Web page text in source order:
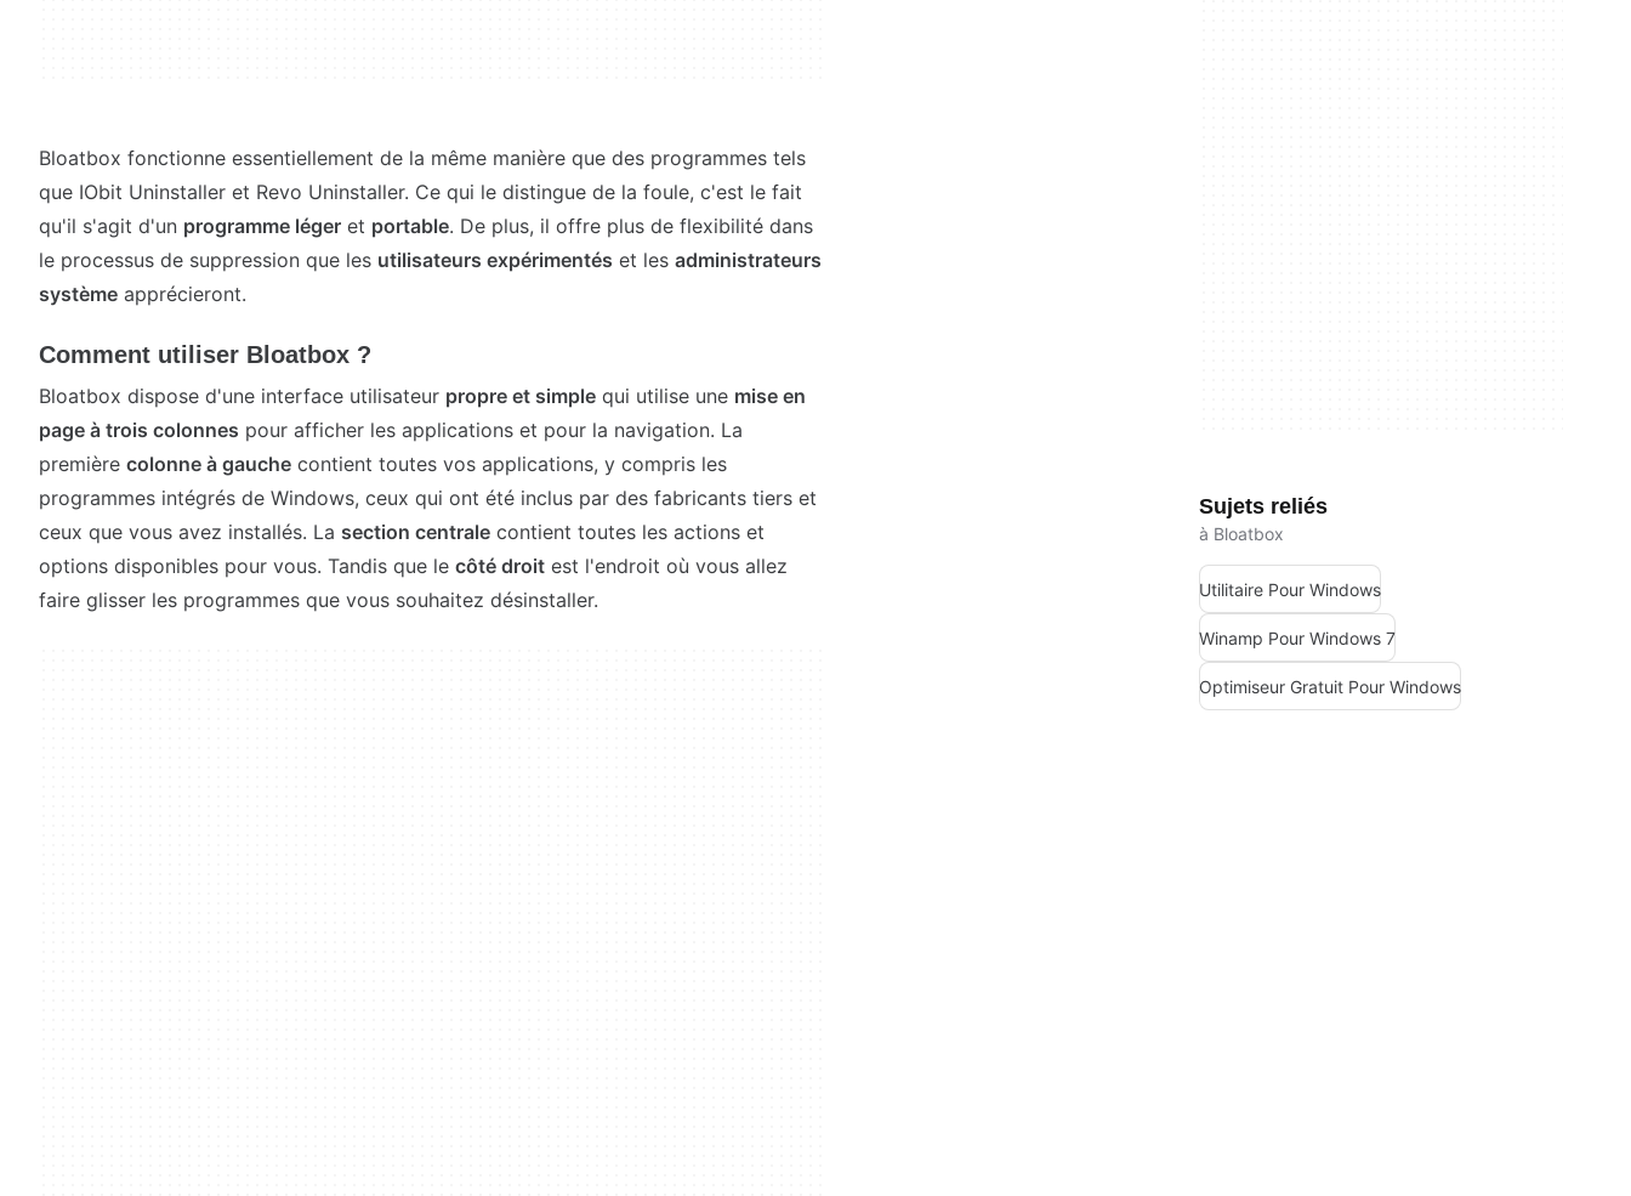
Bloatbox fonctionne essentiellement de la même manière que des programmes tels
que IObit Uninstaller et Revo Uninstaller. Ce qui le distingue de la foule, c'est le fait
qu'il s'agit d'un programme léger et portable. De plus, il offre plus de flexibilité dans
le processus de suppression que les utilisateurs expérimentés et les administrateurs
système apprécieront.
Comment utiliser Bloatbox ?
Bloatbox dispose d'une interface utilisateur propre et simple qui utilise une mise en
page à trois colonnes pour afficher les applications et pour la navigation. La
première colonne à gauche contient toutes vos applications, y compris les
programmes intégrés de Windows, ceux qui ont été inclus par des fabricants tiers et
ceux que vous avez installés. La section centrale contient toutes les actions et
options disponibles pour vous. Tandis que le côté droit est l'endroit où vous allez
faire glisser les programmes que vous souhaitez désinstaller.
Sujets reliés
à Bloatbox
Utilitaire Pour Windows
Winamp Pour Windows 7
Optimiseur Gratuit Pour Windows